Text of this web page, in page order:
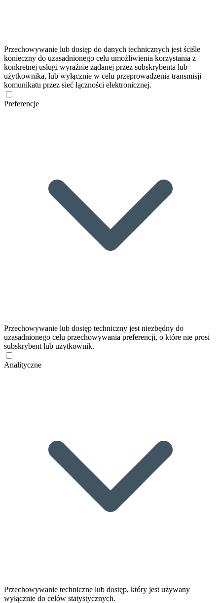
Przechowywanie lub dostęp do danych technicznych jest ściśle
konieczny do uzasadnionego celu umożliwienia korzystania z
konkretnej usługi wyraźnie żądanej przez subskrybenta lub
użytkownika, lub wyłącznie w celu przeprowadzenia transmisji
komunikatu przez sieć łączności elektronicznej.
Preferencje
Przechowywanie lub dostęp techniczny jest niezbędny do
uzasadnionego celu przechowywania preferencji, o które nie prosi
subskrybent lub użytkownik.
Analityczne
Przechowywanie techniczne lub dostęp, który jest używany
wyłącznie do celów statystycznych.